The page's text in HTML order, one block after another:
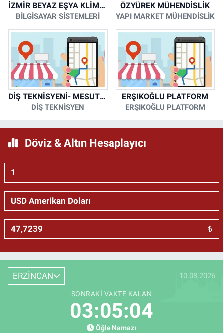
İZMİR BEYAZ EŞYA KLİMA KOMBİ SERVİSİ
BİLGİSAYAR SİSTEMLERİ
ÖZYÜREK MÜHENDİSLİK
YAPI MARKET MÜHENDİSLİK
DİŞ TEKNİSYENİ- MESUT KORKMAZ
DİŞ TEKNİSYEN
ERŞIKOĞLU PLATFORM
ERŞIKOĞLU PLATFORM
Döviz & Altın Hesaplayıcı
₺
ERZİNCAN 10.08.2026
SONRAKI VAKTE KALAN
03:05:04
Öğle Namazı